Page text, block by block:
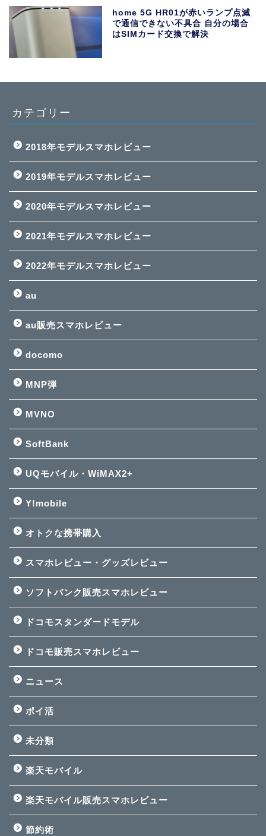
home 5G HR01が赤いランプ点滅
で通信できない不具合 自分の場合
はSIMカード交換で解決
カテゴリー
2018年モデルスマホレビュー
2019年モデルスマホレビュー
2020年モデルスマホレビュー
2021年モデルスマホレビュー
2022年モデルスマホレビュー
au
au販売スマホレビュー
docomo
MNP弾
MVNO
SoftBank
UQモバイル・WiMAX2+
Y!mobile
オトクな携帯購入
スマホレビュー・グッズレビュー
ソフトバンク販売スマホレビュー
ドコモスタンダードモデル
ドコモ販売スマホレビュー
ニュース
ポイ活
未分類
楽天モバイル
楽天モバイル販売スマホレビュー
節約術